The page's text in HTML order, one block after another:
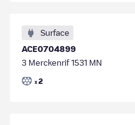
Surface
ACE0704899
3 Merckenrif 1531 MN
x 2